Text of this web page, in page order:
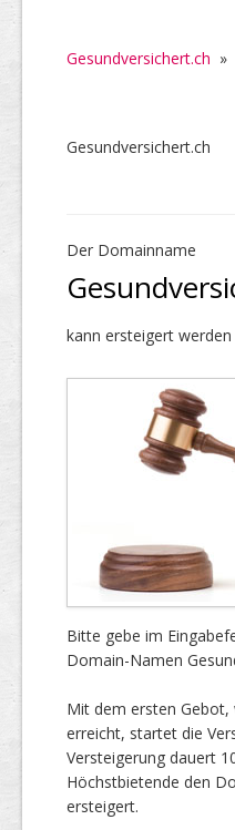
Gesundversichert.ch »
Gesundversichert.ch
Der Domainname
kann ersteigert werden
Bitte gebe im
Domain-Namen
Mit dem ersten Gebot,
erreicht, startet die
Versteigerung dauert
Höchstbietende den
ersteigert.